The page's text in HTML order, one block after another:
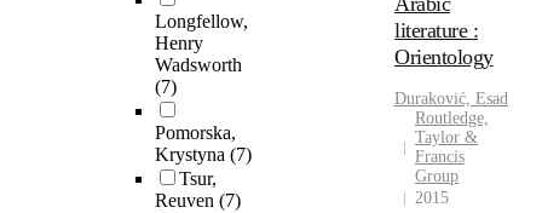
Longfellow,
Henry
Wadsworth
(7)
Pomorska,
Krystyna (7)
Tsur,
Reuven (7)
literature :
Orientology
Duraković, Esad
Routledge,
Taylor &
Francis
Group
2015